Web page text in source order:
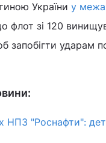
України у
флот зі 120
запобігти ударам
НПЗ "Роснафти":